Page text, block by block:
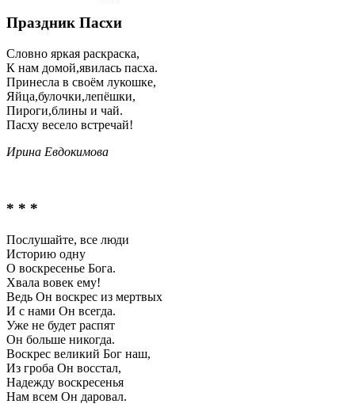
Праздник Пасхи
Словно яркая раскраска,
К нам домой,явилась пасха.
Принесла в своём лукошке,
Яйца,булочки,лепёшки,
Пироги,блины и чай.
Пасху весело встречай!
Ирина Евдокимова
* * *
Послушайте, все люди
Историю одну
О воскресенье Бога.
Хвала вовек ему!
Ведь Он воскрес из мертвых
И с нами Он всегда.
Уже не будет распят
Он больше никогда.
Воскрес великий Бог наш,
Из гроба Он восстал,
Надежду воскресенья
Нам всем Он даровал.